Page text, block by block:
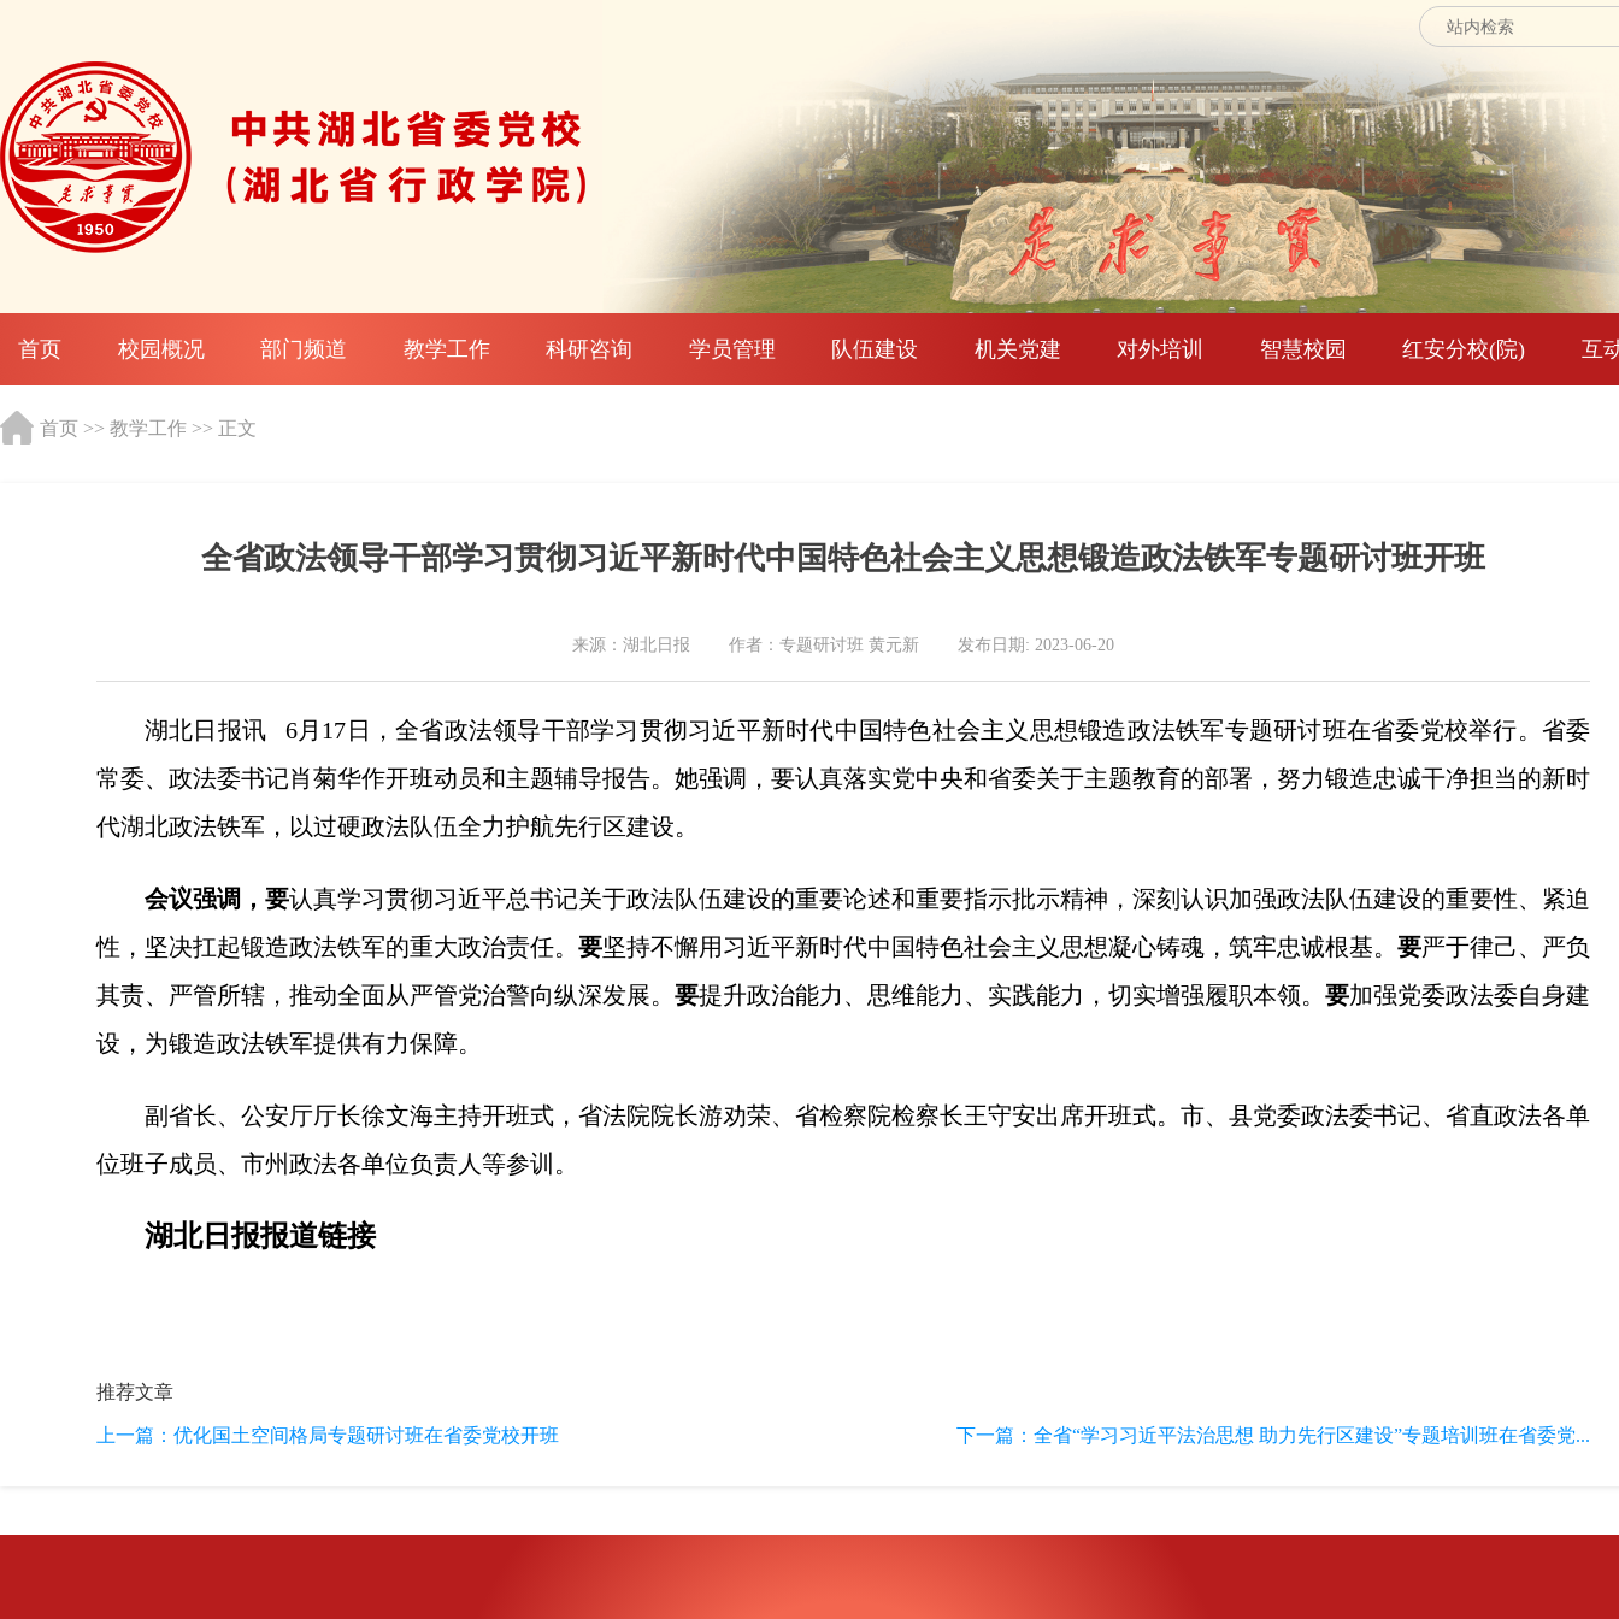
首页 校园概况 部门频道 教学工作 科研咨询 学员管理 队伍建设 机关党建 对外培训 智慧校园 红安分校(院) 互
首页 >> 教学工作 >> 正文
全省政法领导干部学习贯彻习近平新时代中国特色社会主义思想锻造政法铁军专题研讨班开班
来源：湖北日报 作者：专题研讨班 黄元新 发布日期: 2023-06-20
湖北日报讯 6月17日，全省政法领导干部学习贯彻习近平新时代中国特色社会主义思想锻造政法铁军专题研讨班在省委党校举行。省委
常委、政法委书记肖菊华作开班动员和主题辅导报告。她强调，要认真落实党中央和省委关于主题教育的部署，努力锻造忠诚干净担当的新时
代湖北政法铁军，以过硬政法队伍全力护航先行区建设。
会议强调，要认真学习贯彻习近平总书记关于政法队伍建设的重要论述和重要指示批示精神，深刻认识加强政法队伍建设的重要性、紧迫
性，坚决扛起锻造政法铁军的重大政治责任。 要坚持不懈用习近平新时代中国特色社会主义思想凝心铸魂，筑牢忠诚根基。 要严于律己、严负
其责、严管所辖，推动全面从严管党治警向纵深发展。 要提升政治能力、思维能力、实践能力，切实增强履职本领。 要加强党委政法委自身建
设，为锻造政法铁军提供有力保障。
副省长、公安厅厅长徐文海主持开班式，省法院院长游劝荣、省检察院检察长王守安出席开班式。市、县党委政法委书记、省直政法各单
位班子成员、市州政法各单位负责人等参训。
湖北日报报道链接
推荐文章
上一篇： 优化国土空间格局专题研讨班在省委党校开班 下一篇： 全省“学习习近平法治思想 助力先行区建设”专题培训班在省委党...